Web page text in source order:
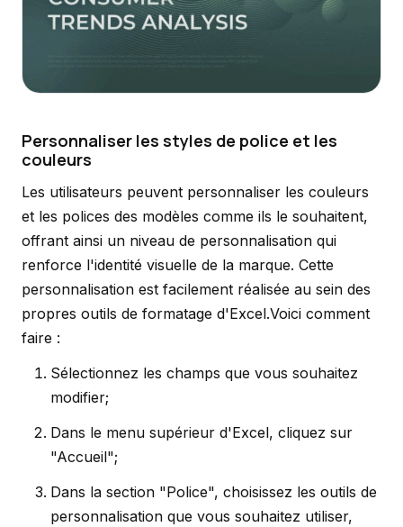
Personnaliser les styles de police et les
couleurs
Les utilisateurs peuvent personnaliser les couleurs
et les polices des modèles comme ils le souhaitent,
offrant ainsi un niveau de personnalisation qui
renforce l'identité visuelle de la marque. Cette
personnalisation est facilement réalisée au sein des
propres outils de formatage d'Excel.Voici comment
faire :
Sélectionnez les champs que vous souhaitez
modifier;
Dans le menu supérieur d'Excel, cliquez sur
"Accueil";
Dans la section "Police", choisissez les outils de
personnalisation que vous souhaitez utiliser,